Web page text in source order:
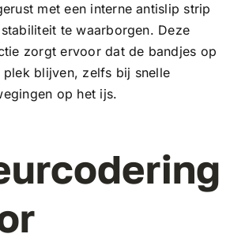
met een interne antislip strip
te waarborgen. Deze
zorgt ervoor dat de bandjes op
plek blijven, zelfs bij snelle
op het ijs.